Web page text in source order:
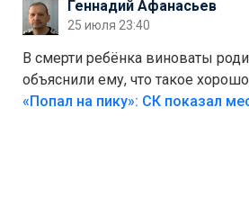
Геннадий Афанасьев
25 июля 23:40
В смерти ребёнка виноваты
объяснили ему, что такое
Лезть через такой забор,верх